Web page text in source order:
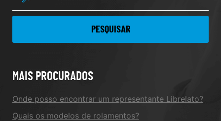
PESQUISAR
MAIS PROCURADOS
Onde posso encontrar um representante Librelato?
Quais os modelos de rolamentos?